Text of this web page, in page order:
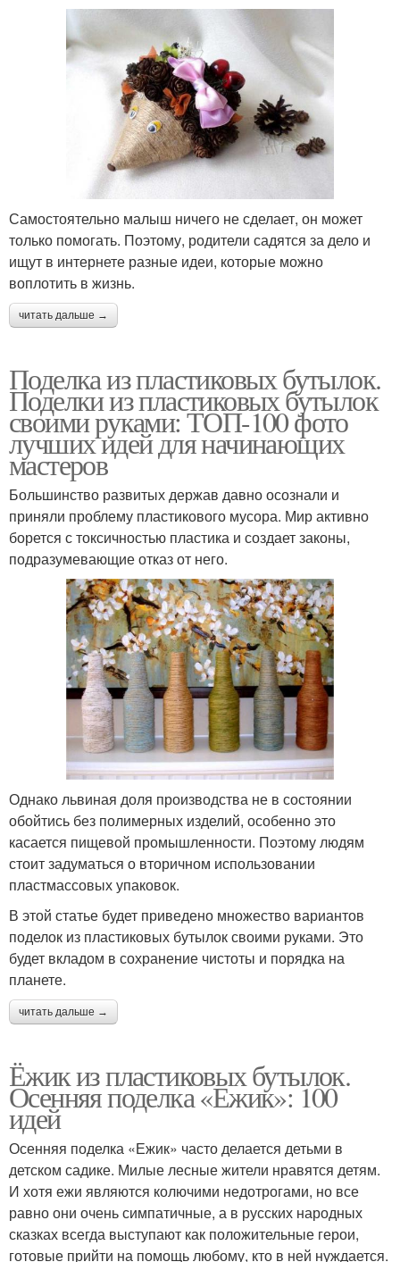
Самостоятельно малыш ничего не сделает, он может
только помогать. Поэтому, родители садятся за дело и
ищут в интернете разные идеи, которые можно
воплотить в жизнь.
читать дальше →
Поделка из пластиковых бутылок.
Поделки из пластиковых бутылок
своими руками: ТОП-100 фото
лучших идей для начинающих
мастеров
Большинство развитых держав давно осознали и
приняли проблему пластикового мусора. Мир активно
борется с токсичностью пластика и создает законы,
подразумевающие отказ от него.
Однако львиная доля производства не в состоянии
обойтись без полимерных изделий, особенно это
касается пищевой промышленности. Поэтому людям
стоит задуматься о вторичном использовании
пластмассовых упаковок.
В этой статье будет приведено множество вариантов
поделок из пластиковых бутылок своими руками. Это
будет вкладом в сохранение чистоты и порядка на
планете.
читать дальше →
Ёжик из пластиковых бутылок.
Осенняя поделка «Ежик»: 100
идей
Осенняя поделка «Ежик» часто делается детьми в
детском садике. Милые лесные жители нравятся детям.
И хотя ежи являются колючими недотрогами, но все
равно они очень симпатичные, а в русских народных
сказках всегда выступают как положительные герои,
готовые прийти на помощь любому, кто в ней нуждается.